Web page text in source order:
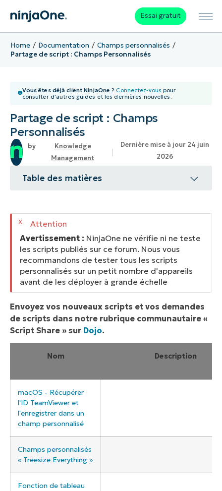
Essai gratuit
Home Documentation
Champs personnalisés
Partage de script : Champs Personnalisés
Vous êtes déjà client NinjaOne ? Connectez-vous pour
consulter d'autres guides et les dernières nouvelles.
Partage de script : Champs
Personnalisés
Knowledge
Management
Dernière mise à jour 24 juin
2026
Table des matières
Avertissement : NinjaOne ne vérifie ni ne teste
les scripts publiés sur ce forum. Nous vous
recommandons de tester tous les scripts
personnalisés sur un petit nombre d'appareils
avant de les déployer à grande échelle
Envoyez vos nouveaux scripts et vos demandes
de scripts dans notre rubrique communautaire «
Script Share » sur Dojo.
Nom Description
macOS - Récupérer
l'ID TeamViewer et
l'enregistrer dans un
champ personnalisé
Champs personnalisés
« Treesize Everything »
Fonction de tableau